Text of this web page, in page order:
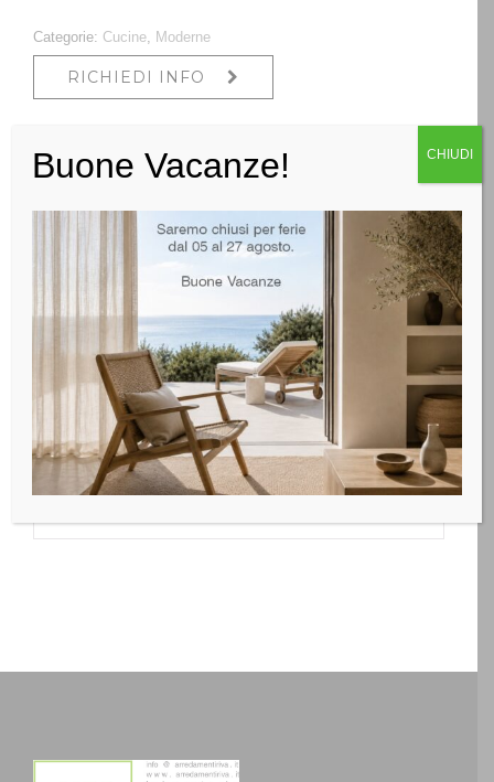
Categorie: Cucine, Moderne
RICHIEDI INFO
Descrizione
Frame una cucina con un sofisticato mix di suggestioni
vintage e proporzioni classiche. Il fulcro della cucina è
rappresentato dalla struttura metallica a telaio che ospita
la cappa, un elemento centrale del progetto in quanto
contribuisce a definire quello spirito “industrial” ma allo
stesso tempo professionale dell’ambiente. Un progetto
dalla caratteristica classica declinata in veste
contemporanea, grazie all’anta telaio con apertura con
gola, garanzia di pulizia estetica e identità senza tempo.
Buone Vacanze! CHIUDI